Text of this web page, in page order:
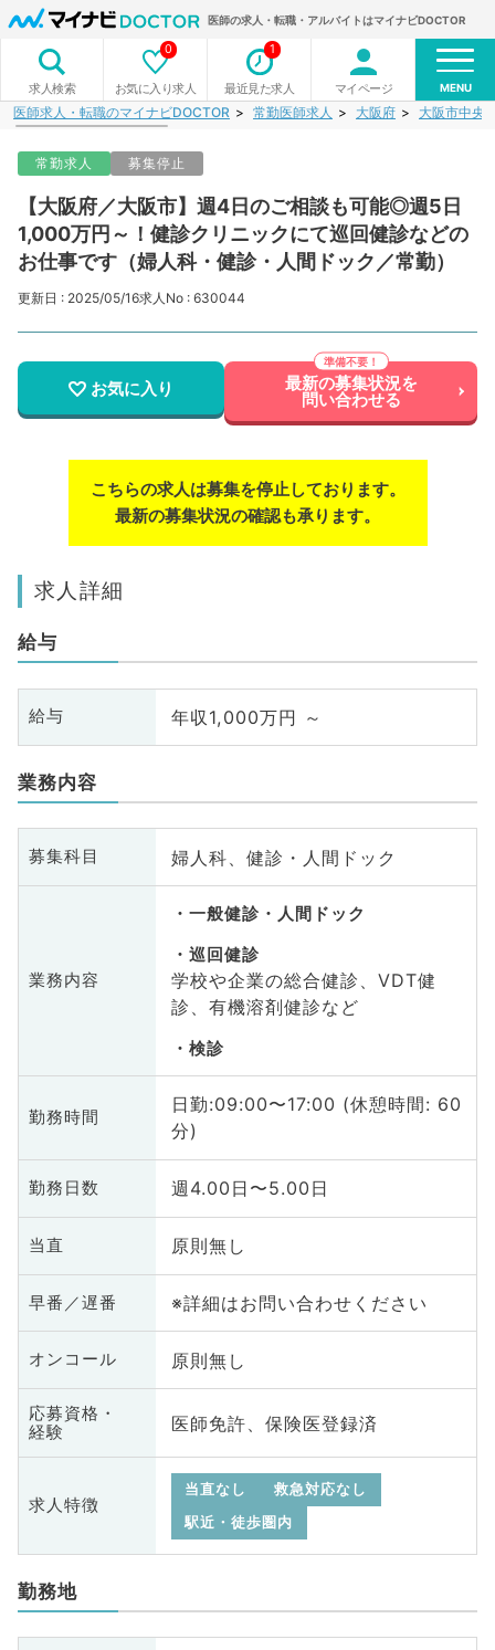
医師の求人・転職・アルバイトはマイナビDOCTOR
求人検索 お気に入り求人
0
最近見た求人
1
マイページ MENU
医師求人・転職のマイナビDOCTOR 常勤医師求人 大阪府 大阪市中央
常勤求人 募集停止
【大阪府／大阪市】週4日のご相談も可能◎週5日
1,000万円～！健診クリニックにて巡回健診などの
お仕事です（婦人科・健診・人間ドック／常勤）
更新日 : 2025/05/16求人No : 630044
お気に入り 最新の募集状況を
問い合わせる
こちらの求人は募集を停止しております。
最新の募集状況の確認も承ります。
求人詳細
給与
給与 年収1,000万円 ～
業務内容
募集科目 婦人科、健診・人間ドック
業務内容
一般健診・人間ドック
巡回健診
学校や企業の総合健診、VDT健
診、有機溶剤健診など
検診
勤務時間
日勤:09:00〜17:00 (休憩時間: 60
分)
勤務日数 週4.00日〜5.00日
当直 原則無し
早番／遅番 ※詳細はお問い合わせください
オンコール 原則無し
応募資格・
経験
医師免許、保険医登録済
求人特徴
当直なし
救急対応なし
駅近・徒歩圏内
勤務地